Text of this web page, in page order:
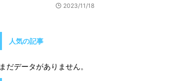
2023/11/18
人気の記事
まだデータがありません。